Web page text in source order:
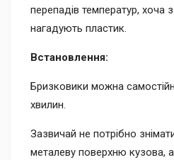
перепадів температур, хоча
нагадують пластик.
Встановлення:
Бризковики можна
хвилин.
Зазвичай не потрібно
металеву поверхню кузова,